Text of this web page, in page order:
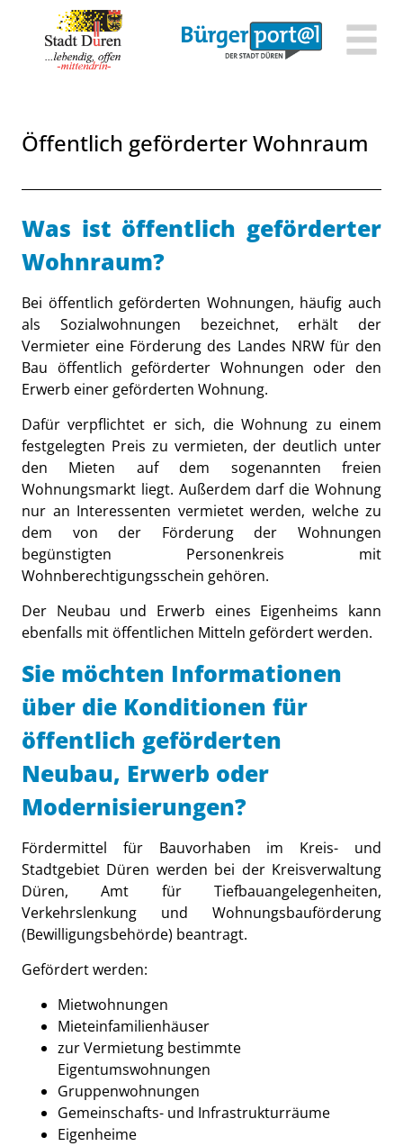
Zum Hauptinhalt springen
Zum Header
Zum Hauptinhalt
Zum Footer
Öffentlich geförderter Wohnraum
Beschreibung
Was ist öffentlich geförderter
Wohnraum?
Bei öffentlich geförderten Wohnungen, häufig auch
als Sozialwohnungen bezeichnet, erhält der
Vermieter eine Förderung des Landes NRW für den
Bau öffentlich geförderter Wohnungen oder den
Erwerb einer geförderten Wohnung.
Dafür verpflichtet er sich, die Wohnung zu einem
festgelegten Preis zu vermieten, der deutlich unter
den Mieten auf dem sogenannten freien
Wohnungsmarkt liegt. Außerdem darf die Wohnung
nur an Interessenten vermietet werden, welche zu
dem von der Förderung der Wohnungen
begünstigten Personenkreis mit
Wohnberechtigungsschein gehören.
Der Neubau und Erwerb eines Eigenheims kann
ebenfalls mit öffentlichen Mitteln gefördert werden.
Sie möchten Informationen
über die Konditionen für
öffentlich geförderten
Neubau, Erwerb oder
Modernisierungen?
Fördermittel für Bauvorhaben im Kreis- und
Stadtgebiet Düren werden bei der Kreisverwaltung
Düren, Amt für Tiefbauangelegenheiten,
Verkehrslenkung und Wohnungsbauförderung
(Bewilligungsbehörde) beantragt.
Gefördert werden:
Mietwohnungen
Mieteinfamilienhäuser
zur Vermietung bestimmte
Eigentumswohnungen
Gruppenwohnungen
Gemeinschafts- und Infrastrukturräume
Eigenheime